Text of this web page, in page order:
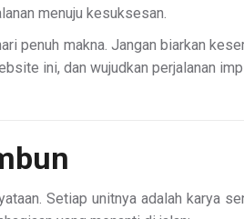
menuju kesuksesan.
penuh makna. Jangan biarkan
ini, dan wujudkan perjalanan
Setiap unitnya adalah karya